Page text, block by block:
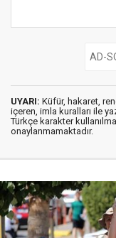
UYARI: Küfür, hakaret,
içeren, imla kuralları ile
Türkçe karakter
onaylanmamaktadır.